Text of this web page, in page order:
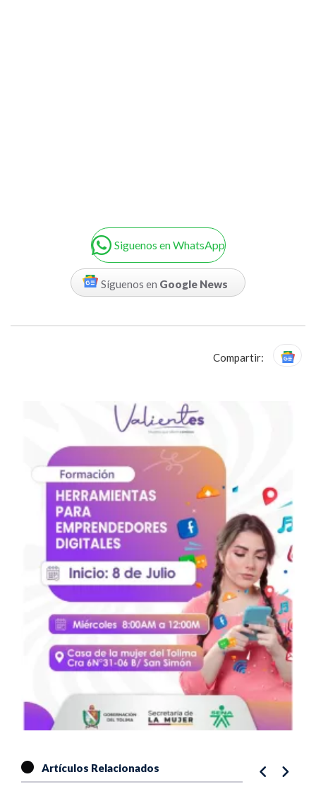
Siguenos en WhatsApp
Síguenos en Google News
Compartir:
Artículos Relacionados